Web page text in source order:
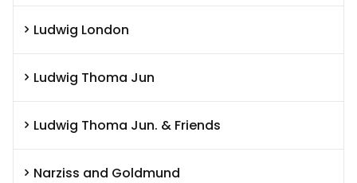
Ludwig London
Ludwig Thoma Jun
Ludwig Thoma Jun. & Friends
Narziss and Goldmund